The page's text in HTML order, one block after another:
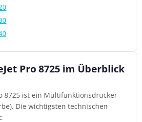
Pro 8725 im Überblick
8725 ist ein Multifunktionsdrucker
Die wichtigsten technischen